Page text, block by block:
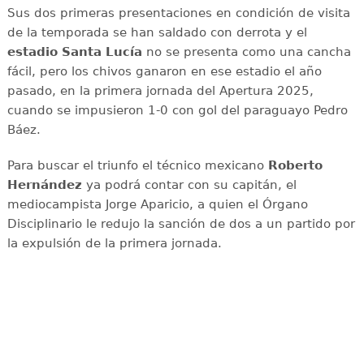
Sus dos primeras presentaciones en condición de visita
de la temporada se han saldado con derrota y el
estadio Santa Lucía no se presenta como una cancha
fácil, pero los chivos ganaron en ese estadio el año
pasado, en la primera jornada del Apertura 2025,
cuando se impusieron 1-0 con gol del paraguayo Pedro
Báez.
Para buscar el triunfo el técnico mexicano Roberto
Hernández ya podrá contar con su capitán, el
mediocampista Jorge Aparicio, a quien el Órgano
Disciplinario le redujo la sanción de dos a un partido por
la expulsión de la primera jornada.